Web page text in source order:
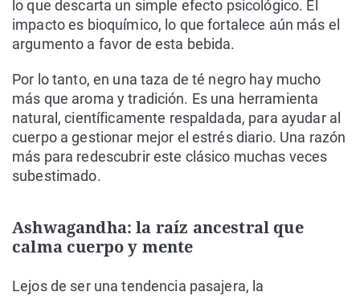
lo que descarta un simple efecto psicológico. El
impacto es bioquímico, lo que fortalece aún más el
argumento a favor de esta bebida.
Por lo tanto, en una taza de té negro hay mucho
más que aroma y tradición. Es una herramienta
natural, científicamente respaldada, para ayudar al
cuerpo a gestionar mejor el estrés diario. Una razón
más para redescubrir este clásico muchas veces
subestimado.
Ashwagandha: la raíz ancestral que
calma cuerpo y mente
Lejos de ser una tendencia pasajera, la